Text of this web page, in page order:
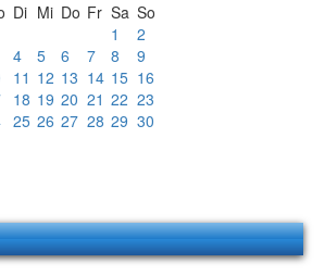
Di Mi Do Fr Sa So
1
2
4 5 6 7 8
9
11 12 13 14 15 16
18 19 20 21 22 23
25 26 27 28 29 30